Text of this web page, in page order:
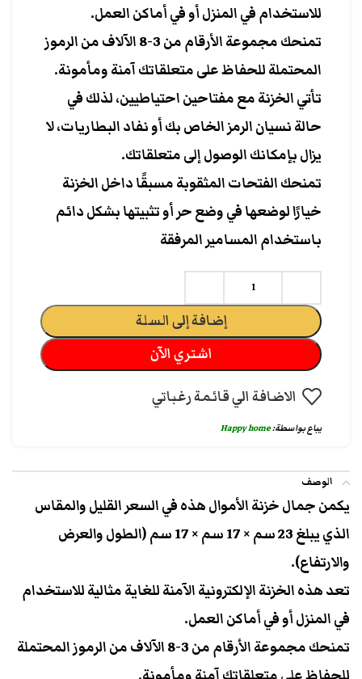
للاستخدام في المنزل أو في أماكن العمل.
تمنحك مجموعة الأرقام من 3-8 الآلاف من الرموز
المحتملة للحفاظ على متعلقاتك آمنة ومأمونة.
تأتي الخزنة مع مفتاحين احتياطيين، لذلك في
حالة نسيان الرمز الخاص بك أو نفاد البطاريات، لا
يزال بإمكانك الوصول إلى متعلقاتك.
تمنحك الفتحات المثقوبة مسبقًا داخل الخزنة
خيارًا لوضعها في وضع حر أو تثبيتها بشكل دائم
باستخدام المسامير المرفقة
إضافة إلى السلة
اشتري الآن
الاضافة الي قائمة رغباتي
يباع بواسطة:Happy home
الوصف
يكمن جمال خزنة الأموال هذه في السعر القليل والمقاس
الذي يبلغ 23 سم × 17 سم × 17 سم (الطول والعرض
والارتفاع).
تعد هذه الخزنة الإلكترونية الآمنة للغاية مثالية للاستخدام
في المنزل أو في أماكن العمل.
تمنحك مجموعة الأرقام من 3-8 الآلاف من الرموز المحتملة